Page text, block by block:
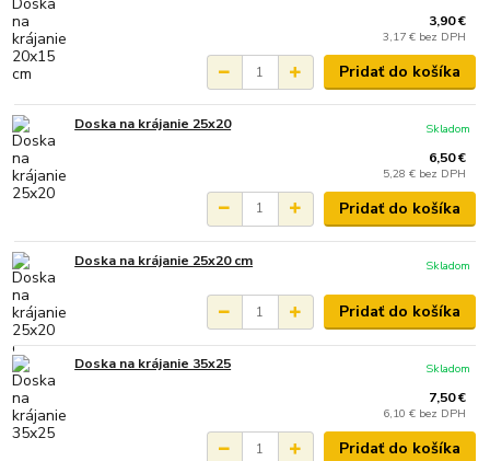
3,90 €
3,17 € bez DPH
Pridať do košíka
Doska na krájanie 25x20
6,50 €
5,28 € bez DPH
Skladom
Pridať do košíka
Doska na krájanie 25x20 cm Skladom
Pridať do košíka
Doska na krájanie 35x25
7,50 €
6,10 € bez DPH
Skladom
Pridať do košíka